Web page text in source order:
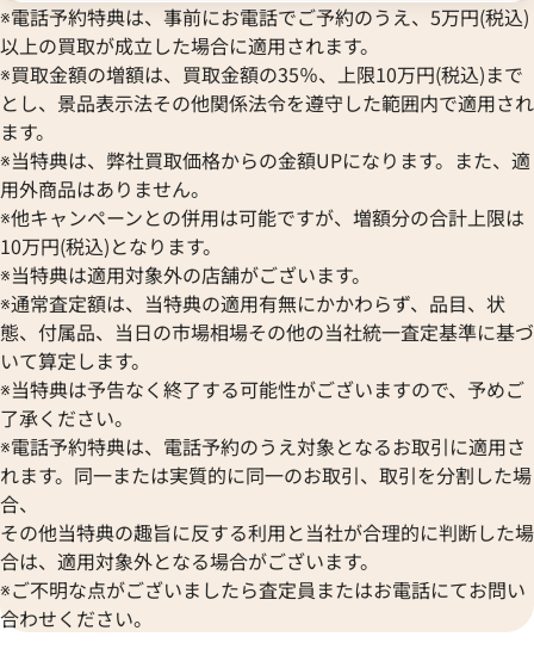
ルイ・ヴィトン モノグラム オーガナイザ
ードゥポッシュ カードケース パスケース
M60502
参考買取価格
24,000 円
2025年10月17日時点
ルイ・ヴィトン
キーケース キー
15,000 円
2026年1月17日時
ルイ・ヴィトン エピ アジェンダジェオッ
ルイ・ヴィトン
※電話予約特典は、事前にお電話でご予約のうえ、5万円(税込)
以上の買取が成立した場合に適用されます。
※買取金額の増額は、買取金額の35％、上限10万円(税込)まで
とし、景品表示法その他関係法令を遵守した範囲内で適用され
ます。
※当特典は、弊社買取価格からの金額UPになります。また、適
用外商品はありません。
※他キャンペーンとの併用は可能ですが、増額分の合計上限は
10万円(税込)となります。
※当特典は適用対象外の店舗がございます。
※通常査定額は、当特典の適用有無にかかわらず、品目、状
態、付属品、当日の市場相場その他の当社統一査定基準に基づ
いて算定します。
※当特典は予告なく終了する可能性がございますので、予めご
了承ください。
※電話予約特典は、電話予約のうえ対象となるお取引に適用さ
れます。同一または実質的に同一のお取引、取引を分割した場
合、
その他当特典の趣旨に反する利用と当社が合理的に判断した場
合は、適用対象外となる場合がございます。
※ご不明な点がございましたら査定員またはお電話にてお問い
合わせください。